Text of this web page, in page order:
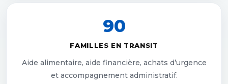
90
FAMILLES EN TRANSIT
Aide alimentaire, aide financière, achats d’urgence
et accompagnement administratif.